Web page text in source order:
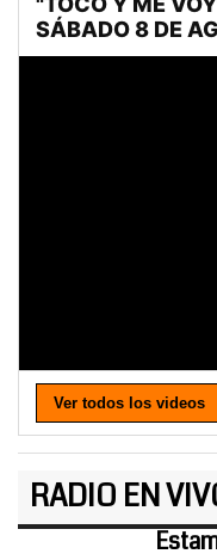
Ver todos los videos
RADIO EN